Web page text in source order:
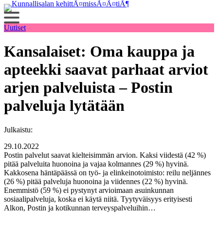
Siirry
sisältöön
Uutiset
Kansalaiset: Oma kauppa ja
apteekki saavat parhaat arviot
arjen palveluista – Postin
palveluja lytätään
Julkaistu:
29.10.2022
Postin palvelut saavat kielteisimmän arvion. Kaksi viidestä (42 %)
pitää palveluita huonoina ja vajaa kolmannes (29 %) hyvinä.
Kakkosena häntäpäässä on työ- ja elinkeinotoimisto: reilu neljännes
(26 %) pitää palveluja huonoina ja viidennes (22 %) hyvinä.
Enemmistö (59 %) ei pystynyt arvioimaan asuinkunnan
sosiaalipalveluja, koska ei käytä niitä. Tyytyväisyys erityisesti
Alkon, Postin ja kotikunnan terveyspalveluihin…